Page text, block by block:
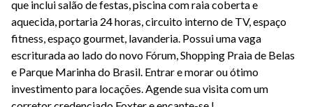
que inclui salão de festas, piscina com raia coberta e
aquecida, portaria 24 horas, circuito interno de TV, espaço
fitness, espaço gourmet, lavanderia. Possui uma vaga
escriturada ao lado do novo Fórum, Shopping Praia de Belas
e Parque Marinha do Brasil. Entrar e morar ou ótimo
investimento para locações. Agende sua visita com um